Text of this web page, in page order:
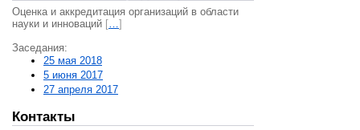
Оценка и аккредитация организаций в области
науки и инноваций […]
Заседания:
25 мая 2018
5 июня 2017
27 апреля 2017
Контакты